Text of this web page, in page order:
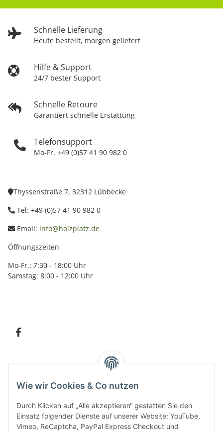
Schnelle Lieferung
Heute bestellt, morgen geliefert
Hilfe & Support
24/7 bester Support
Schnelle Retoure
Garantiert schnelle Erstattung
Telefonsupport
Mo-Fr. +49 (0)57 41 90 982 0
Thyssenstraße 7, 32312 Lübbecke
Tel: +49 (0)57 41 90 982 0
Email: info@holzplatz.de
Öffnungszeiten
Mo-Fr.: 7:30 - 18:00 Uhr
Samstag: 8:00 - 12:00 Uhr
Wie wir Cookies & Co nutzen
Durch Klicken auf „Alle akzeptieren“ gestatten Sie den
Einsatz folgender Dienste auf unserer Website: YouTube,
Vimeo, ReCaptcha, PayPal Express Checkout und